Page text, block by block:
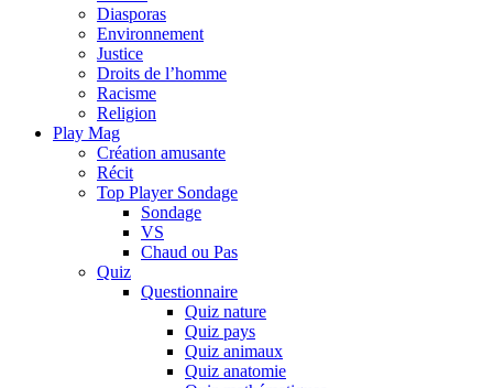
Diasporas
Environnement
Justice
Droits de l’homme
Racisme
Religion
Play Mag
Création amusante
Récit
Top Player Sondage
Sondage
VS
Chaud ou Pas
Quiz
Questionnaire
Quiz nature
Quiz pays
Quiz animaux
Quiz anatomie